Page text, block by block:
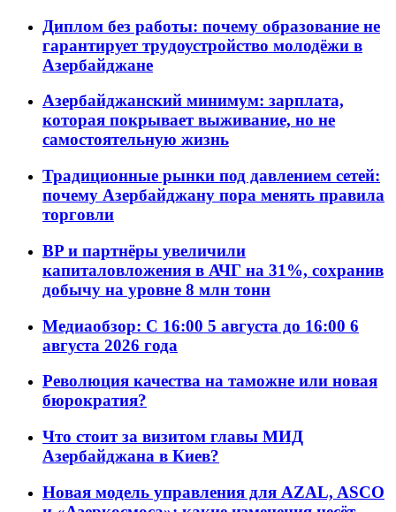
Диплом без работы: почему образование не
гарантирует трудоустройство молодёжи в
Азербайджане
Азербайджанский минимум: зарплата,
которая покрывает выживание, но не
самостоятельную жизнь
Традиционные рынки под давлением сетей:
почему Азербайджану пора менять правила
торговли
BP и партнёры увеличили
капиталовложения в АЧГ на 31%, сохранив
добычу на уровне 8 млн тонн
Медиаобзор: С 16:00 5 августа до 16:00 6
августа 2026 года
Революция качества на таможне или новая
бюрократия?
Что стоит за визитом главы МИД
Азербайджана в Киев?
Новая модель управления для AZAL, ASCO